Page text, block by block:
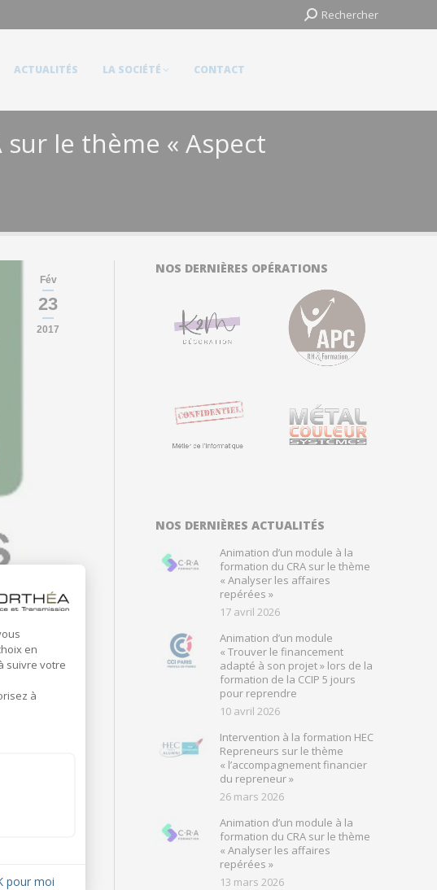
Search:Rechercher
ACTUALITÉS LA SOCIÉTÉ CONTACT
le thème « Aspect
Fév
23
2017
».
de
»
NOS DERNIÈRES OPÉRATIONS
NOS DERNIÈRES ACTUALITÉS
Animation d’un module à la
formation du CRA sur le thème
« Analyser les affaires
repérées »
17 avril 2026
Animation d’un module
« Trouver le financement
adapté à son projet » lors de la
formation de la CCIP 5 jours
pour reprendre
10 avril 2026
Intervention à la formation HEC
Repreneurs sur le thème
« l’accompagnement financier
du repreneur »
26 mars 2026
Animation d’un module à la
formation du CRA sur le thème
« Analyser les affaires
repérées »
13 mars 2026
Search:Rechercher